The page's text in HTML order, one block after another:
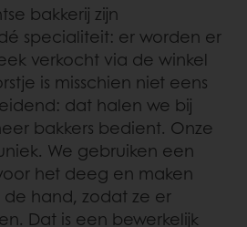
bakkerij zijn
specialiteit: er worden er
verkocht via de winkel
is misschien niet eens
dat halen we bij
bakkers bedient. Onze
We gebruiken een
het deeg en maken
hand, zodat ze er
Dat is een bewerkelijk